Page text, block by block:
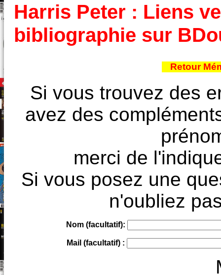
Harris Peter : Liens
bibliographie sur
Retour
Si vous trouvez des
avez des
merci de
Si vous posez une
n'oubliez
Nom (facultatif):
Mail (facultatif) :